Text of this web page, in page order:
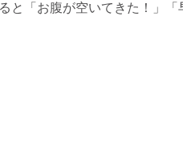
と「お腹が空いてきた！」